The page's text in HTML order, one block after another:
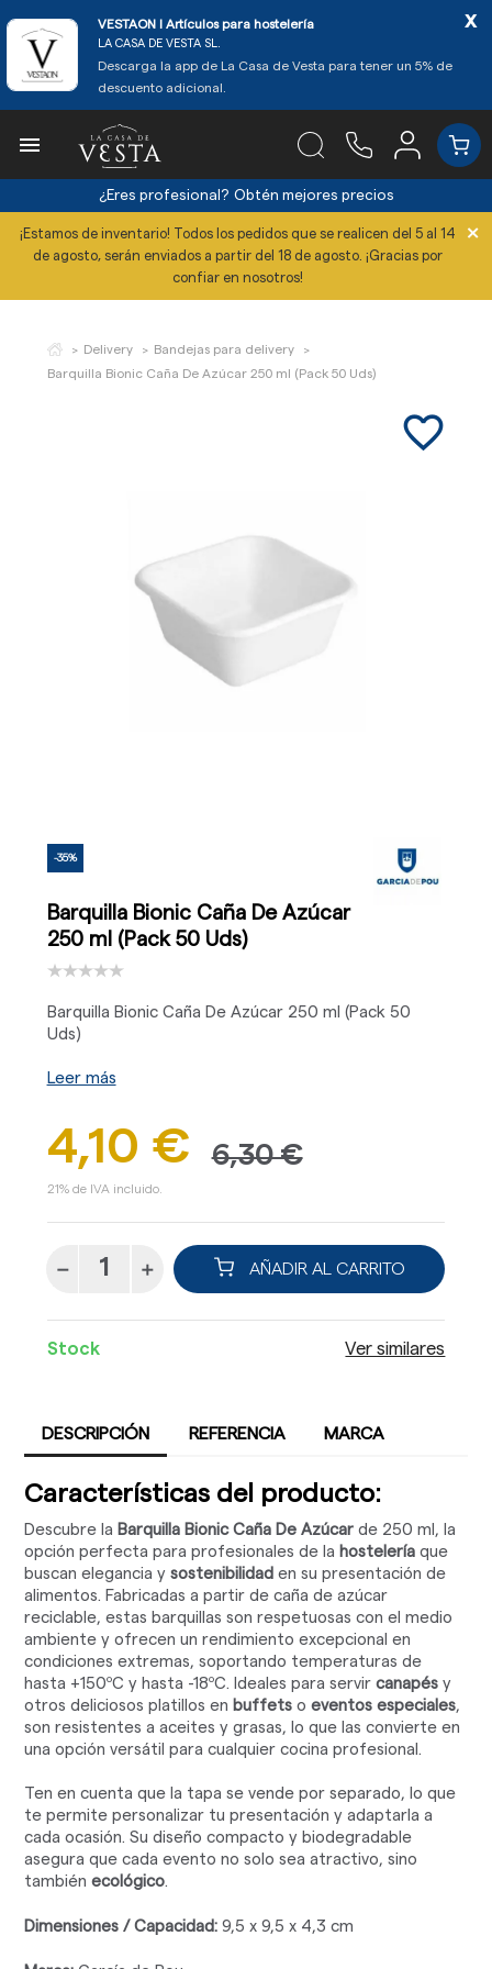
VESTAON l Artículos para hostelería
LA CASA DE VESTA SL.
Descarga la app de La Casa de Vesta para tener un 5% de
descuento adicional.
x

¿Eres profesional? Obtén mejores precios
¡Estamos de inventario! Todos los pedidos que se realicen del 5 al 14
de agosto, serán enviados a partir del 18 de agosto. ¡Gracias por
confiar en nosotros!
×
Delivery
Bandejas para delivery
Barquilla Bionic Caña De Azúcar 250 ml (Pack 50 Uds)
favorite_border
-35%
Barquilla Bionic Caña De Azúcar
250 ml (Pack 50 Uds)
Barquilla Bionic Caña De Azúcar 250 ml (Pack 50
Uds)
Leer más
4,10 € 6,30 €
21% de IVA incluido.
AÑADIR AL CARRITO
Stock Ver similares
DESCRIPCIÓN REFERENCIA MARCA
Características del producto:
Descubre la Barquilla Bionic Caña De Azúcar de 250 ml, la
opción perfecta para profesionales de la hostelería que
buscan elegancia ysostenibilidad en su presentación de
alimentos. Fabricadas a partir de caña de azúcar
reciclable, estas barquillas son respetuosas con el medio
ambiente y ofrecen un rendimiento excepcional en
condiciones extremas, soportando temperaturas de
hasta +150ºC y hasta -18ºC. Ideales para servircanapés y
otros deliciosos platillos en buffets oeventos especiales,
son resistentes a aceites y grasas, lo que las convierte en
una opción versátil para cualquier cocina profesional.
Ten en cuenta que la tapa se vende por separado, lo que
te permite personalizar tu presentación y adaptarla a
cada ocasión. Su diseño compacto y biodegradable
asegura que cada evento no solo sea atractivo, sino
tambiénecológico.
Dimensiones / Capacidad: 9,5 x 9,5 x 4,3 cm